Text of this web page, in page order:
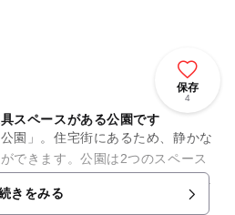
保存
4
スペースがある公園です
園」。住宅街にあるため、静かな
できます。公園は2つのスペース
などができる砂のグラウンド部分
ス...
きをみる